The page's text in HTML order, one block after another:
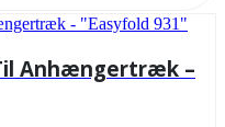
Anhængertræk –